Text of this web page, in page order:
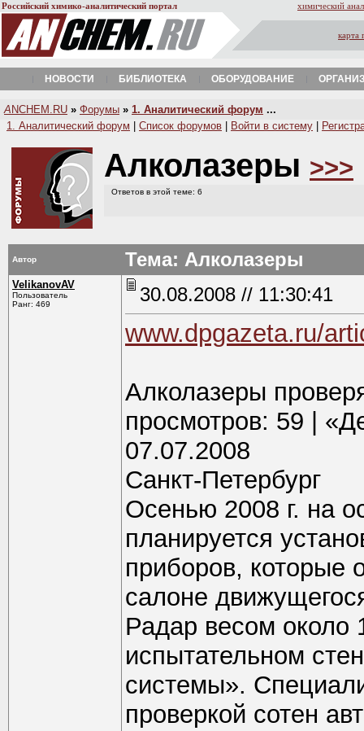
Российский химико-аналитический портал химический
карта
НОВОСТИ БИБЛИОТЕКА ОБОРУДОВАНИЕ
A NCHEM.RU » Форумы » 1. Аналитический форум ...
1. Аналитический форум
Список форумов Войти в систему
Алколазеры >>>
Ответов в этой теме: 6
Автор Тема: Алколазеры
VelikanovAV
Пользователь
Ранг: 469
30.08.2008 // 11:30:41
www.dpgazeta.ru/
Алколазеры
просмотров: 59 |
07.07.2008
Санкт-Петербург
Осенью 2008 г. на
планируется
приборов, которые
салоне
Радар весом около
испытательном
системы».
проверкой сотен